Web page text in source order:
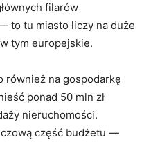
filarów
to tu miasto liczy na duże
tym europejskie.
również na gospodarkę
ponad 50 mln zł
nieruchomości.
część budżetu —